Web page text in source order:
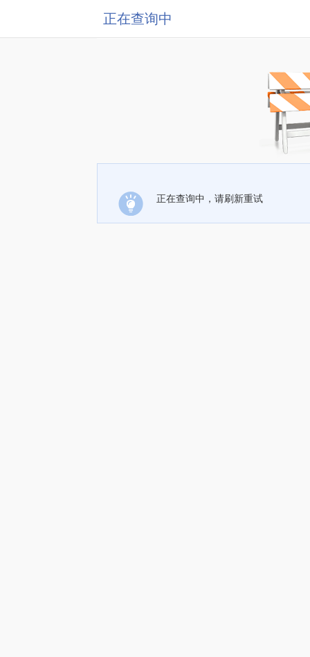
正在查询中
正在查询中，请刷新重试